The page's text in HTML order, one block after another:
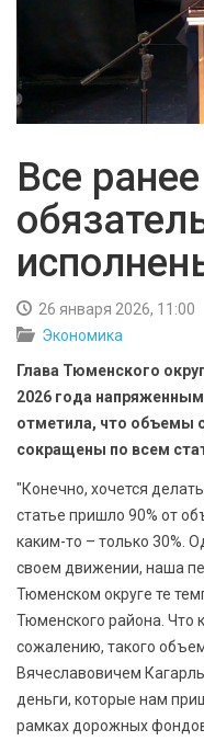
Все
26 января 2026, 11:00
Экономика
Глава Тюменского
2026 года
отметила, что объемы
сокращены по всем
"Конечно, хочется
статье пришло 90% от
каким-то – только 30%.
своем движении, наша
Тюменском округе те
Тюменского района. Что
сожалению, такого
Вячеславовичем
деньги, которые нам
рамках дорожных